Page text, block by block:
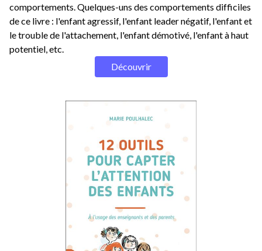
comportements. Quelques-uns des comportements difficiles
de ce livre : l'enfant agressif, l'enfant leader négatif, l'enfant et
le trouble de l'attachement, l'enfant démotivé, l'enfant à haut
potentiel, etc.
Découvrir